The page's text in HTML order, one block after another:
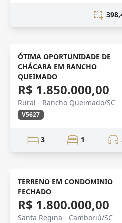
VENDA
ÓTIMA OPORTUNIDADE DE
CHÁCARA EM RANCHO
QUEIMADO
R$ 1.850.000,00
Rural - Rancho Queimado/SC
V5627
3 1
TERRENO EM CONDOMINIO
FECHADO
R$ 1.800.000,00
Santa Regina - Camboriú/SC